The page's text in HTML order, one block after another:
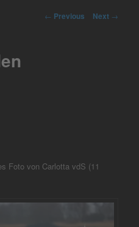
Post
← Previous Next →
Foto von Carlotta vdS (11